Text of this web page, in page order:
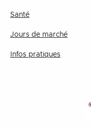
Santé
Jours de marché
Infos pratiques